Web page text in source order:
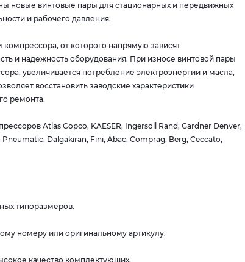
новые винтовые пары для стационарных и передвижных
и рабочего давления.
от которого напрямую зависят
и надежность оборудования. При износе винтовой пары
увеличивается потребление электроэнергии и масла,
восстановить заводские характеристики
ремонта.
Atlas Copco, KAESER, Ingersoll Rand, Gardner Denver,
Dalgakiran, Fini, Abac, Comprag, Berg, Ceccato,
типоразмеров.
номеру или оригинальному артикулу.
качество комплектующих.